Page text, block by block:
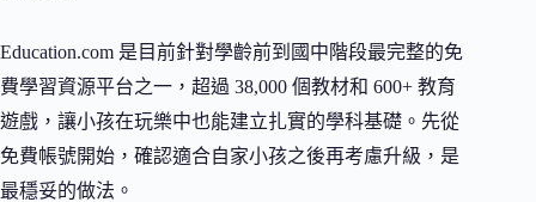
Education.com 是目前針對學齡前到國中階段最完整的免
費學習資源平台之一，超過 38,000 個教材和 600+ 教育
遊戲，讓小孩在玩樂中也能建立扎實的學科基礎。先從
免費帳號開始，確認適合自家小孩之後再考慮升級，是
最穩妥的做法。